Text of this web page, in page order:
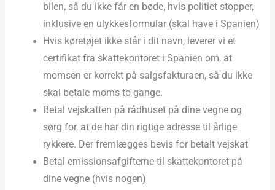
bilen, så du ikke får en bøde, hvis politiet stopper,
inklusive en ulykkesformular (skal have i Spanien)
Hvis køretøjet ikke står i dit navn, leverer vi et
certifikat fra skattekontoret i Spanien om, at
momsen er korrekt på salgsfakturaen, så du ikke
skal betale moms to gange.
Betal vejskatten på rådhuset på dine vegne og
sørg for, at de har din rigtige adresse til årlige
rykkere. Der fremlægges bevis for betalt vejskat
Betal emissionsafgifterne til skattekontoret på
dine vegne (hvis nogen)